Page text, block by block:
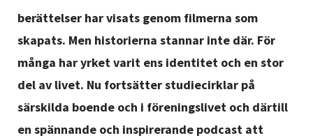
Lyssna
berättelser har visats genom filmerna som
skapats. Men historierna stannar inte där. För
många har yrket varit ens identitet och en stor
del av livet. Nu fortsätter studiecirklar på
särskilda boende och i föreningslivet och därtill
en spännande och inspirerande podcast att